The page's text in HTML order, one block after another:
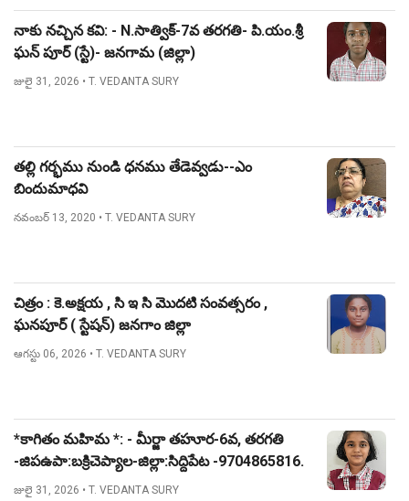
నాకు నచ్చిన కవి: - N.సాత్విక్-7వ తరగతి- పి.యం.శ్రీ
ఘన్ పూర్ (స్టే)- జనగామ (జిల్లా)
జులై 31, 2026 • T. VEDANTA SURY
తల్లి గర్భము నుండి ధనము తేడెవ్వడు--ఎం
బిందుమాధవి
నవంబర్ 13, 2020 • T. VEDANTA SURY
చిత్రం : కె.అక్షయ , సి ఇ సి మొదటి సంవత్సరం ,
ఘనపూర్ ( స్టేషన్) జనగాం జిల్లా
ఆగస్టు 06, 2026 • T. VEDANTA SURY
*కాగితం మహిమ *: - మీర్జా తహూర-6వ, తరగతి
-జిపఉపా:బక్రిచెప్యాల-జిల్లా:సిద్దిపేట -9704865816.
జులై 31, 2026 • T. VEDANTA SURY